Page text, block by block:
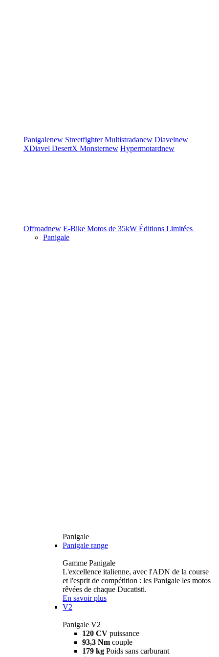
Panigalenew StreetfighterMultistradanew Diavelnew
XDiavel DesertX Monsternew Hypermotardnew
Offroadnew E-Bike Motos de 35kW Éditions Limitées
Panigale
Panigale
Panigale range
Gamme Panigale
L'excellence italienne, avec l'ADN de la course
et l'esprit de compétition : les Panigale les motos
rêvées de chaque Ducatisti.
En savoir plus
V2
Panigale V2
120 CV puissance
93,3 Nm couple
179 kg Poids sans carburant